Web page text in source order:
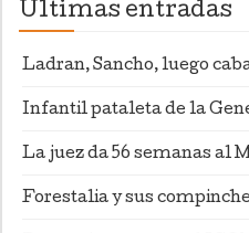
Últimas entradas
Ladran, Sancho, luego
Infantil pataleta de la
La juez da 56 semanas al
Forestalia y sus